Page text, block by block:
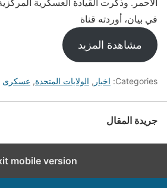
في بيان، أوردته قناة
مشاهدة المزيد
Categories: اخبار , الولايات المتحدة, عسكرى
جريدة المقال
mobile version